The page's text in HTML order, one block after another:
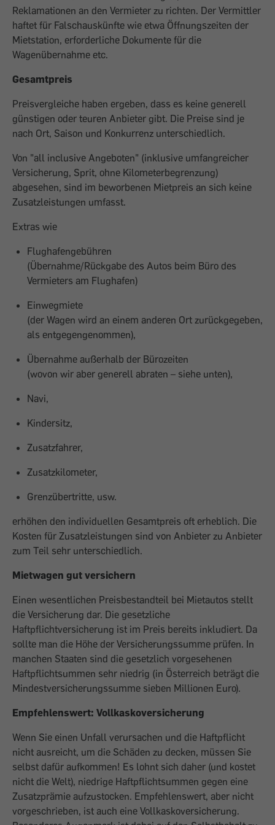
Reklamationen an den Vermieter zu richten. Der Vermittler
haftet für Falschauskünfte wie etwa Öffnungszeiten der
Mietstation, erforderliche Dokumente für die
Wagenübernahme etc.
Gesamtpreis
Preisvergleiche haben ergeben, dass es keine generell
günstigen oder teuren Anbieter gibt. Die Preise sind je
nach Ort, Saison und Konkurrenz unterschiedlich.
Von "all inclusive Angeboten" (inklusive umfangreicher
Versicherung, Sprit, ohne Kilometerbegrenzung)
abgesehen, sind im beworbenen Mietpreis an sich keine
Zusatzleistungen umfasst.
Extras wie
Flughafengebühren
(Übernahme/Rückgabe des Autos beim Büro des
Vermieters am Flughafen)
Einwegmiete
(der Wagen wird an einem anderen Ort zurückgegeben,
als entgegengenommen),
Übernahme außerhalb der Bürozeiten
(wovon wir aber generell abraten – siehe unten),
Navi,
Kindersitz,
Zusatzfahrer,
Zusatzkilometer,
Grenzübertritte, usw.
erhöhen den individuellen Gesamtpreis oft erheblich. Die
Kosten für Zusatzleistungen sind von Anbieter zu Anbieter
zum Teil sehr unterschiedlich.
Mietwagen gut versichern
Einen wesentlichen Preisbestandteil bei Mietautos stellt
die Versicherung dar. Die gesetzliche
Haftpflichtversicherung ist im Preis bereits inkludiert. Da
sollte man die Höhe der Versicherungssumme prüfen. In
manchen Staaten sind die gesetzlich vorgesehenen
Haftpflichtsummen sehr niedrig (in Österreich beträgt die
Mindestversicherungssumme sieben Millionen Euro).
Empfehlenswert: Vollkaskoversicherung
Wenn Sie einen Unfall verursachen und die Haftpflicht
nicht ausreicht, um die Schäden zu decken, müssen Sie
selbst dafür aufkommen! Es lohnt sich daher (und kostet
nicht die Welt), niedrige Haftpflichtsummen gegen eine
Zusatzprämie aufzustocken. Empfehlenswert, aber nicht
vorgeschrieben, ist auch eine Vollkaskoversicherung.